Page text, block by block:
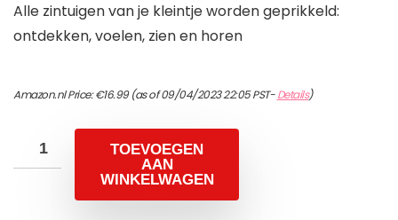
Alle zintuigen van je kleintje worden geprikkeld:
ontdekken, voelen, zien en horen
Amazon.nl Price:€16.99(as of 09/04/2023 22:05 PST-Details)
TOEVOEGEN
AAN
WINKELWAGEN